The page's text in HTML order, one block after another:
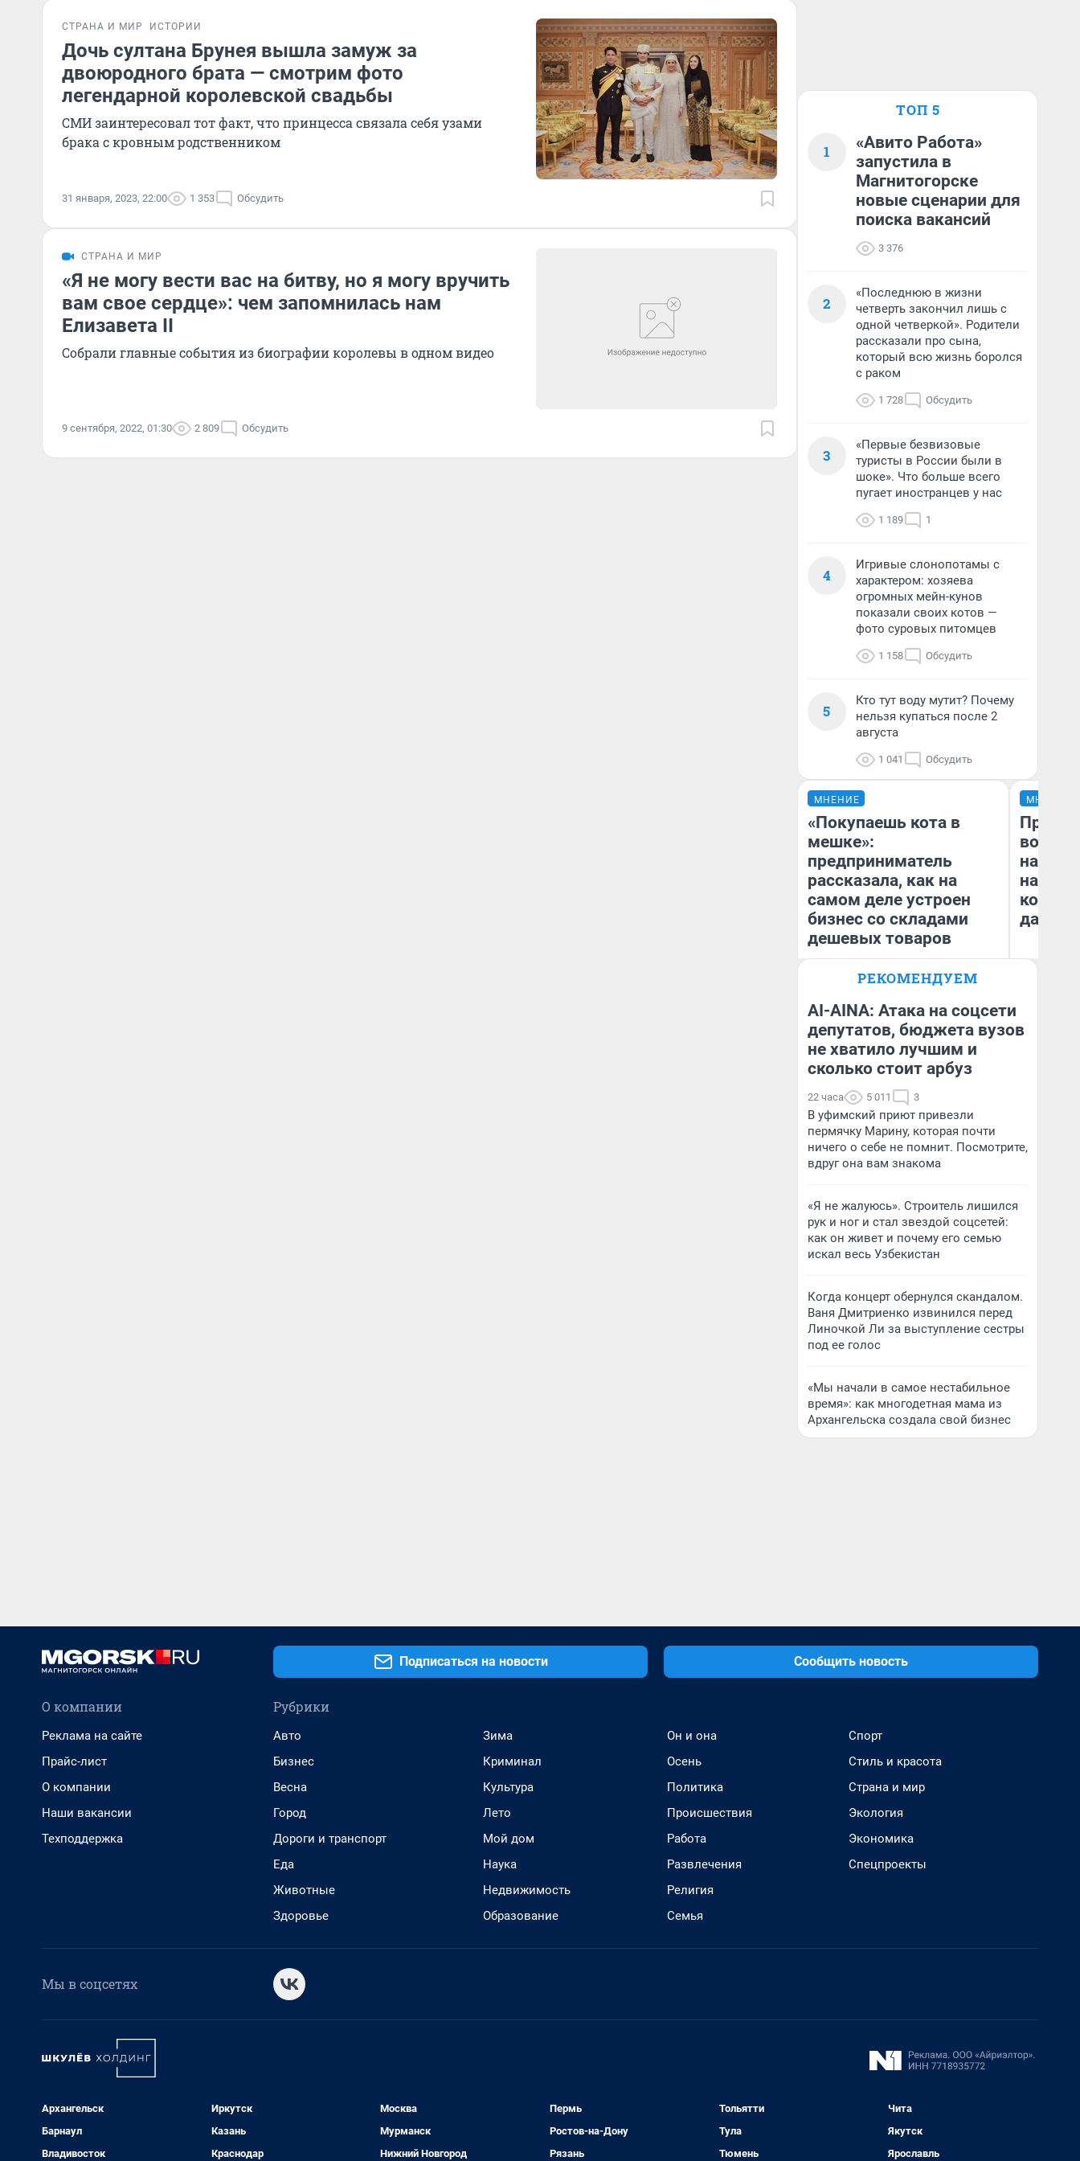
СТРАНА И МИР ИСТОРИИ
Дочь султана Брунея вышла замуж за
двоюродного брата — смотрим фото
легендарной королевской свадьбы
СМИ заинтересовал тот факт, что принцесса связала себя узами
брака с кровным родственником
31 января, 2023, 22:00 1 353 Обсудить
СТРАНА И МИР
«Я не могу вести вас на битву, но я могу вручить
вам свое сердце»: чем запомнилась нам
Елизавета II
Собрали главные события из биографии королевы в одном видео
9 сентября, 2022, 01:30 2 809 Обсудить
ТОП 5
1
«Авито Работа»
запустила в
Магнитогорске
новые сценарии для
поиска вакансий
3 376
2
«Последнюю в жизни
четверть закончил лишь с
одной четверкой». Родители
рассказали про сына,
который всю жизнь боролся
с раком
1 728 Обсудить
3
«Первые безвизовые
туристы в России были в
шоке». Что больше всего
пугает иностранцев у нас
1 189 1
4
Игривые слонопотамы с
характером: хозяева
огромных мейн-кунов
показали своих котов —
фото суровых питомцев
1 158 Обсудить
5
Кто тут воду мутит? Почему
нельзя купаться после 2
августа
1 041 Обсудить
МНЕНИЕ
«Покупаешь кота в
мешке»:
предприниматель
рассказала, как на
самом деле устроен
бизнес со складами
дешевых товаров
Наталья Шорохова
деньги соцразвития
МНЕНИЕ
нам
даже
РЕКОМЕНДУЕМ
AI-AINA: Атака на соцсети
депутатов, бюджета вузов
не хватило лучшим и
сколько стоит арбуз
22 часа 5 011 3
В уфимский приют привезли
пермячку Марину, которая почти
ничего о себе не помнит. Посмотрите,
вдруг она вам знакома
«Я не жалуюсь». Строитель лишился
рук и ног и стал звездой соцсетей:
как он живет и почему его семью
искал весь Узбекистан
Когда концерт обернулся скандалом.
Ваня Дмитриенко извинился перед
Линочкой Ли за выступление сестры
под ее голос
«Мы начали в самое нестабильное
время»: как многодетная мама из
Архангельска создала свой бизнес
Подписаться на новости Сообщить новость
О компании
Реклама на сайте
Прайс-лист
О компании
Наши вакансии
Техподдержка
Рубрики
Авто
Бизнес
Весна
Город
Дороги и транспорт
Еда
Животные
Здоровье
Зима
Криминал
Культура
Лето
Мой дом
Наука
Недвижимость
Образование
Он и она
Осень
Политика
Происшествия
Работа
Развлечения
Религия
Семья
Спорт
Стиль и красота
Страна и мир
Экология
Экономика
Спецпроекты
Мы в соцсетях
Архангельск
Барнаул
Владивосток
Иркутск
Казань
Краснодар
Москва
Мурманск
Нижний Новгород
Пермь
Ростов-на-Дону
Рязань
Тольятти
Тула
Тюмень
Чита
Якутск
Ярославль